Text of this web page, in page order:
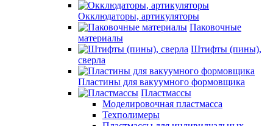
Окклюдаторы, артикуляторы
Паковочные
материалы
Штифты (пины),
сверла
Пластины для вакуумного формовщика
Пластмассы
Моделировочная пластмасса
Техполимеры